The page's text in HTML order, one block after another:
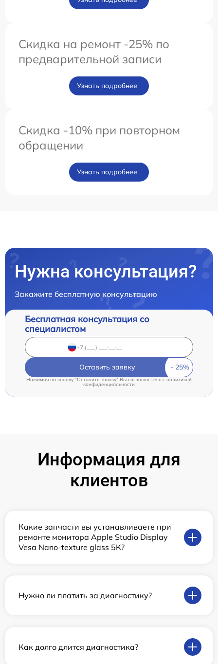
Скидка на ремонт -25% по
предварительной записи
Узнать подробнее
Скидка -10% при повторном
обращении
Узнать подробнее
Нужна консультация?
Закажите бесплатную консультацию
Бесплатная консультация со
специалистом
Оставить заявку
Нажимая на кнопку "Оставить заявку" Вы соглашаетесь cполитикой
конфиденциальности
Информация для
клиентов
Какие запчасти вы устанавливаете при
ремонте монитора Apple Studio Display
Vesa Nano-texture glass 5К?
Нужно ли платить за диагностику?
Как долго длится диагностика?